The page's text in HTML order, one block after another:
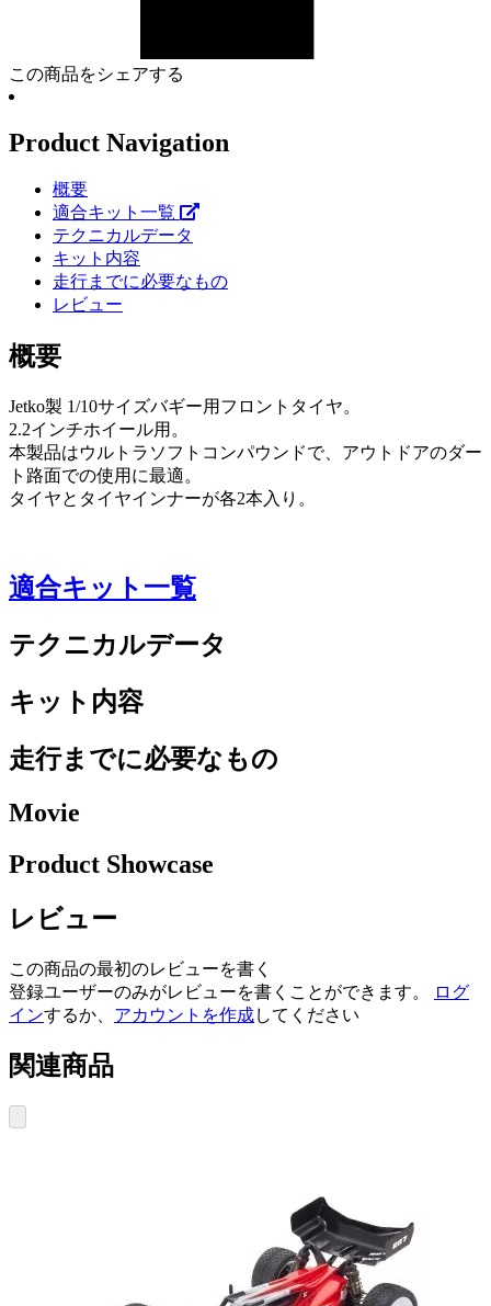
この商品をシェアする
Product Navigation
概要
適合キット一覧
テクニカルデータ
キット内容
走行までに必要なもの
レビュー
概要
Jetko製 1/10サイズバギー用フロントタイヤ。
2.2インチホイール用。
本製品はウルトラソフトコンパウンドで、アウトドアのダー
ト路面での使用に最適。
タイヤとタイヤインナーが各2本入り。
適合キット一覧
テクニカルデータ
キット内容
走行までに必要なもの
Movie
Product Showcase
レビュー
この商品の最初のレビューを書く
登録ユーザーのみがレビューを書くことができます。
ログ
インするか、 アカウントを作成してください
関連商品